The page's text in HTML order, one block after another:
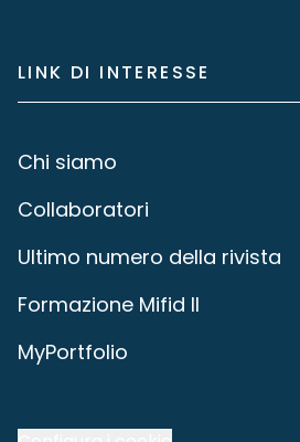
LINK DI INTERESSE
Chi siamo
Collaboratori
Ultimo numero della rivista
Formazione Mifid II
MyPortfolio